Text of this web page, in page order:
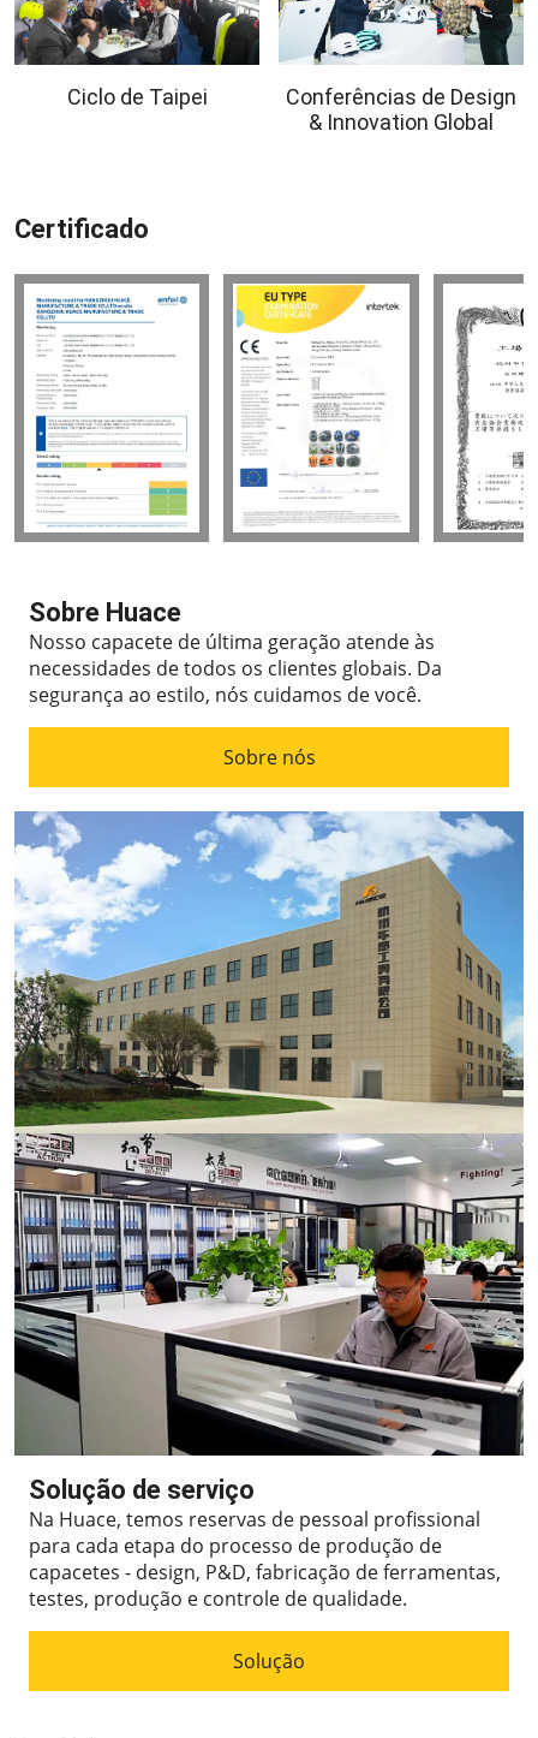
Ciclo de Taipei
Conferências de Design
& Innovation Global
Certificado
Sobre Huace
Nosso capacete de última geração atende às
necessidades de todos os clientes globais. Da
segurança ao estilo, nós cuidamos de você.
Sobre nós
Solução de serviço
Na Huace, temos reservas de pessoal profissional
para cada etapa do processo de produção de
capacetes - design, P&D, fabricação de ferramentas,
testes, produção e controle de qualidade.
Solução